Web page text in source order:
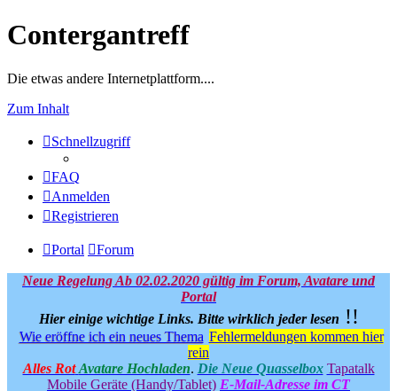
Contergantreff
Die etwas andere Internetplattform....
Zum Inhalt
Schnellzugriff
FAQ
Anmelden
Registrieren
Portal Forum
Neue Regelung Ab 02.02.2020 gültig im Forum, Avatare und
Portal
Hier einige wichtige Links. Bitte wirklich jeder lesen !!
Wie eröffne ich ein neues Thema Fehlermeldungen kommen hier
rein
Alles Rot Avatare Hochladen. Die Neue Quasselbox Tapatalk
Mobile Geräte (Handy/Tablet) E-Mail-Adresse im CT